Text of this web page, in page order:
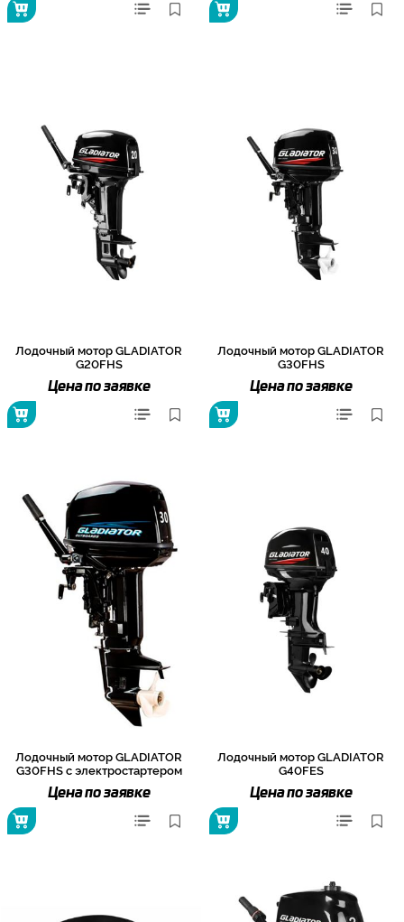
Лодочный мотор GLADIATOR
G20FHS
Цена по заявке
Лодочный мотор GLADIATOR
G30FHS
Цена по заявке
Лодочный мотор GLADIATOR
G30FHS с электростартером
Цена по заявке
Лодочный мотор GLADIATOR
G40FES
Цена по заявке